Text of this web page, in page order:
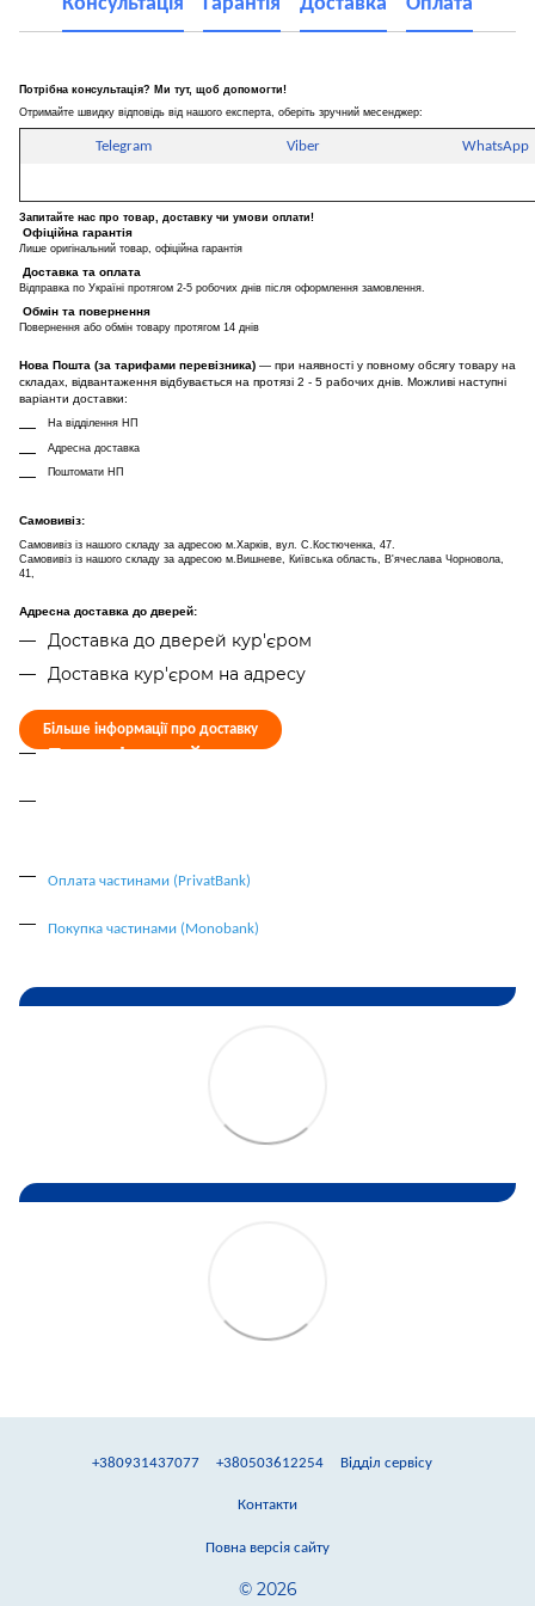
Потрібна консультація? Ми тут, щоб допомогти!
Отримайте швидку відповідь від нашого експерта, оберіть зручний месенджер:
Telegram Viber WhatsApp
Запитайте нас про товар, доставку чи умови оплати!
Офіційна гарантія
Лише оригінальний товар, офіційна гарантія
Доставка та оплата
Відправка по Україні протягом 2-5 робочих днів після оформлення замовлення.
Обмін та повернення
Повернення або обмін товару протягом 14 днів
Нова Пошта (за тарифами перевізника) — при наявності у повному обсягу товару на
складах, відвантаження відбувається на протязі 2 - 5 рабочих днів. Можливі наступні
варіанти доставки:
На відділення НП
Адресна доставка
Поштомати НП
Самовивіз:
Самовивіз із нашого складу за адресою м.Харків, вул. С.Костюченка, 47.
Самовивіз із нашого складу за адресою м.Вишневе, Київська область, В'ячеслава Чорновола,
41,
Адресна доставка до дверей:
Доставка до дверей кур'єром
Доставка кур'єром на адресу
Більше інформації про доставку
Безготівковий розрахунок (ФОП/ТОВ)
Оплата частинами (PrivatBank)
Покупка частинами (Monobank)
+380931437077 +380503612254 Відділ сервісу
Контакти
Повна версія сайту
© 2026